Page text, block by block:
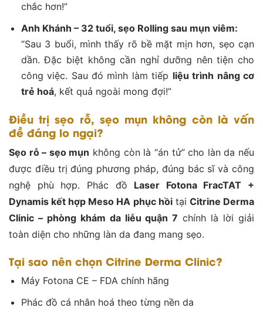
chắc hơn!”
Anh Khánh – 32 tuổi, sẹo Rolling sau mụn viêm:
“Sau 3 buổi, mình thấy rõ bề mặt mịn hơn, sẹo cạn
dần. Đặc biệt không cần nghỉ dưỡng nên tiện cho
công việc. Sau đó mình làm tiếp liệu trình nâng cơ
trẻ hoá, kết quả ngoài mong đợi!”
Điều trị sẹo rỗ, sẹo mụn không còn là vấn
đề đáng lo ngại?
Sẹo rỗ – sẹo mụn không còn là “án tử” cho làn da nếu
được điều trị đúng phương pháp, đúng bác sĩ và công
nghệ phù hợp. Phác đồ Laser Fotona FracTAT +
Dynamis kết hợp Meso HA phục hồitại Citrine Derma
Clinic – phòng khám da liễu quận 7 chính là lời giải
toàn diện cho những làn da đang mang sẹo.
Tại sao nên chọn Citrine Derma Clinic?
Máy Fotona CE – FDA chính hãng
Phác đồ cá nhân hoá theo từng nền da